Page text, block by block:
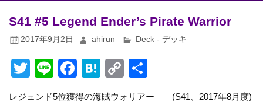
S41 #5 Legend Ender’s Pirate Warrior
2017年9月2日 ahirun Deck - デッキ
T
Li
F
H
at
C
レジェンド5位獲得の海賊ウォリアー (S41、2017年8月度)